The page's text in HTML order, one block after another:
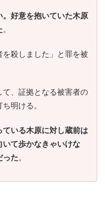
好意を抱いていた木原
。
殺しました」と罪を被
、証拠となる被害者の
明ける。
ている木原に対し蔵前は
いて歩かなきゃいけな
った。